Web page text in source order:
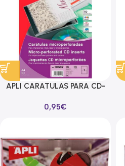
APLI CARATULAS PARA CD-
CARTULINA 200 GR 10H
0,95€